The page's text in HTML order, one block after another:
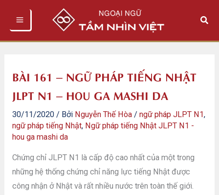
Tìm
BÀI 161 – NGỮ PHÁP TIẾNG NHẬT
JLPT N1 – HOU GA MASHI DA
30/11/2020 / Bởi Nguyễn Thế Hòa /ngữ pháp JLPT N1,
ngữ pháp tiếng Nhật, Ngữ pháp tiếng Nhật JLPT N1 -
hou ga mashi da
Chứng chỉ JLPT N1 là cấp độ cao nhất của một trong
những hệ thống chứng chỉ năng lực tiếng Nhật được
công nhận ở Nhật và rất nhiều nước trên toàn thế giới.